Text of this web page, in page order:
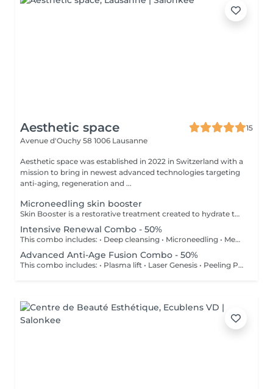
Aesthetic space
15
Avenue d'Ouchy 58 1006 Lausanne
Aesthetic space was established in 2022 in Switzerland with a
mission to bring in newest advanced technologies targeting
anti-aging, regeneration and ...
Microneedling skin booster
Skin Booster is a restorative treatment created to hydrate the skin deeply, stimulate collagen production, improve elasticity, and provide a lifting effect. The serum, enriched with hyaluronic acid, vitamin complex, and polynucleotides, smooths fine lines, evens out skin tone and texture, and gives a radiant, healthy glow.
Intensive Renewal Combo - 50%
This combo includes: • Deep cleansing • Microneedling • Medical peeling • Pressotherapy 60 min Performed in one session What to Expect: • Deep Cleansing Facial: Removes impurities, unclogs pores, and prepares your skin for enhanced absorption. Benefits: • Smoother, brighter skin texture • Reduced appearance of blemishes and pigmentation • Enhanced product absorption for lasting results Microneedling Skin Booster is a restorative treatment created to hydrate the skin deeply, stimulate collagen production, improve elasticity, and provide a lifting effect. The serum, enriched with hyaluronic acid, vitamin complex, and polynucleotides, smooths fine lines, evens out skin tone and texture, and gives a radiant, healthy glow. Microneedling for beautiful, firm skin Microneedling makes use of the skin's natural protective function: The method uses the principle that the tissue immediately regenerates itself in the event of the smallest injuries and ensures even, firm and beautiful skin. The targeted application with ultra-fine needles stimulates cell division and thus accelerates the regeneration of the skin. Microneedling deeply activates the production of collagen, elastin and hyaluron. Tired of dull skin, fine lines, or stubborn pigmentation? Our professional medical peeling is your gateway to smoother, brighter, and more youthful skin. What It Does: • Gently exfoliates to remove dead skin cells • Reduces fine lines, wrinkles, and acne scars • Removes pigmentation • Evens out skin tone and texture • Stimulates collagen for a firmer, glowing complexion Body drainage pressotherapy: Improves circulation, tones muscles, and promotes lymphatic drainage.
Advanced Anti-Age Fusion Combo - 50%
This combo includes: • Plasma lift • Laser Genesis • Peeling PRX-T33 Plus • Pressotherapy 60 min Performed in one session Plasma Lift is a treatment that activates the skin’s own resources to restore firmness, smoothness and glow. Plasma stimulates natural regeneration processes, boosting collagen and elastin production. Skin becomes smoother and more luminous. Results: •⁠ ⁠Improved tone and elasticity •⁠ ⁠Refined pores and smoother texture •⁠ ⁠Brighter more even complexion •⁠ ⁠Lifting and radiance effect •⁠ ⁠Healthy, rejuvenated appearance The Genesis treatment is the ideal solution to improve skin texture, reduce the appearance of enlarged pores, and diminish fine lines and acne scars. Thanks to its deep-penetrating action, it stimulates collagen production for a firming effect and brighter skin. Why choose Genesis? Improves skin texture and smooths fine lines. Reduces redness and acne marks. Refines pores and brightens the complexion. Stimulates collagen for firmer skin. Immediate results: guaranteed no-filter effect! How does it work? Genesis uses advanced laser technology that delivers gentle, soothing heat to the deeper layers of the skin. This action naturally stimulates collagen and evens out skin tone, with no downtime or noticeable side effects. Who is it for? Suitable for all skin types, all year round! Ideal as a course of 3 to 4 sessions spaced 2 to 4 weeks apart. Contraindications: Pregnancy and breastfeeding. Roaccutane and sensitive skin. Herpes, vitiligo. Side effects: None or very slight redness. Body drainage pressotherapy: Improves circulation, tones muscles, and promotes lymphatic drainage.